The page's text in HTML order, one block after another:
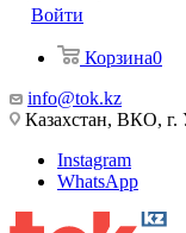
Войти
Корзина0
info@tok.kz
Казахстан, ВКО, г.
Instagram
WhatsApp